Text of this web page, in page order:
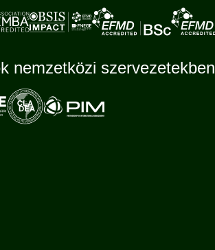
nemzetközi szervezetekben